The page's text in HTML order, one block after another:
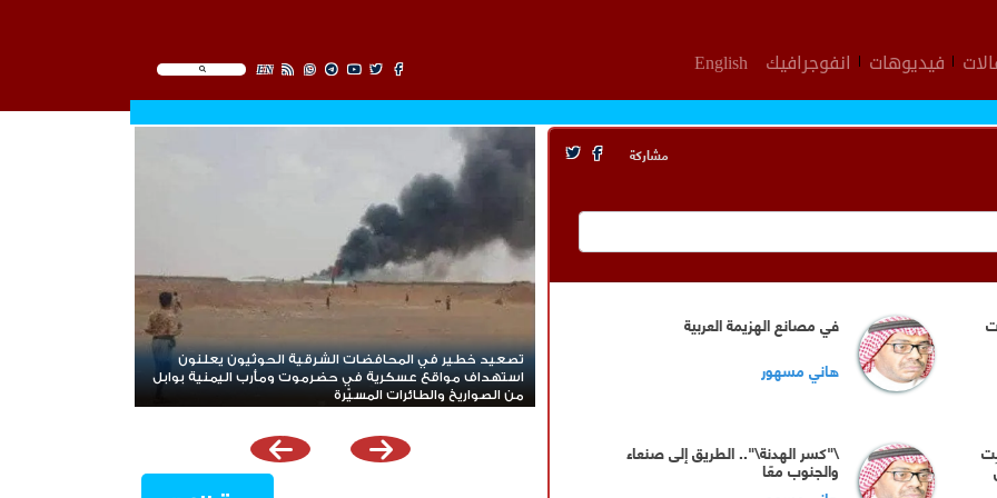
EN فيديوهات انفوجرافيك English
مشاركة
في مصانع الهزيمة العربية
هاني مسهور
\"كسر الهدنة\".. الطريق إلى صنعاء
والجنوب معًا
تصعيد خطير في المحافضات الشرقية الحوثيون يعلنون
استهداف مواقع عسكرية في حضرموت ومأرب اليمنية بوابل
من الصواريخ والطائرات المسيّرة